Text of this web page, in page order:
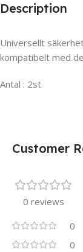
Description
Universellt
kompatibelt med
Antal : 2st
Customer
0 reviews
0
0